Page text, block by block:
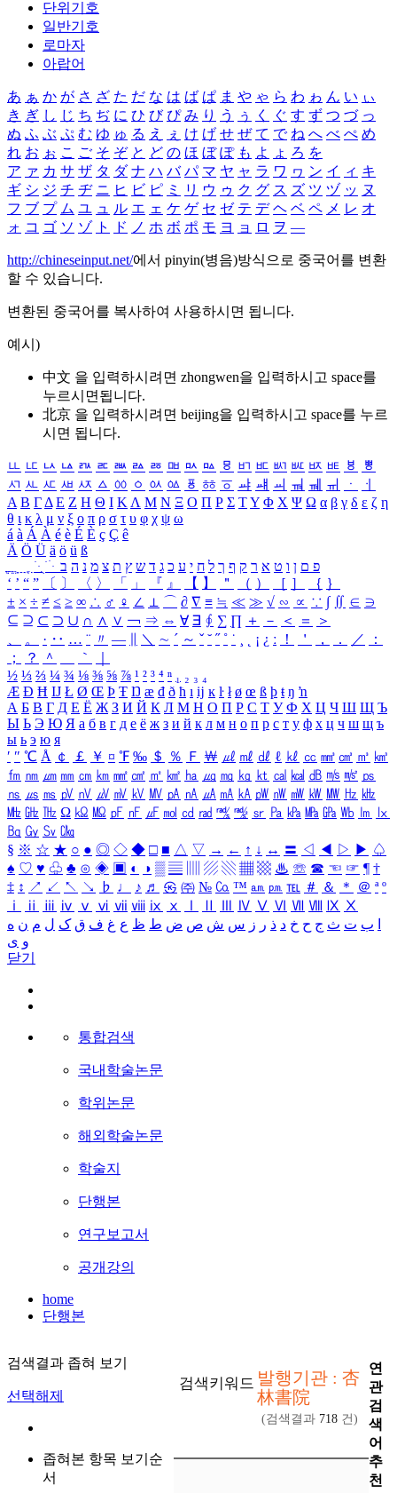
단위기호
일반기호
로마자
아랍어
あ ぁ か が さ ざ た だ な は ば ぱ ま や ゃ ら わ ゎ ん い ぃ
き ぎ し じ ち ぢ に ひ び ぴ み り う ぅ く ぐ す ず つ づ っ
ぬ ふ ぶ ぷ む ゆ ゅ る え ぇ け げ せ ぜ て で ね へ べ ぺ め
れ お ぉ こ ご そ ぞ と ど の ほ ぼ ぽ も よ ょ ろ を
ア ァ カ サ ザ タ ダ ナ ハ バ パ マ ヤ ャ ラ ワ ヮ ン イ ィ キ
ギ シ ジ チ ヂ ニ ヒ ビ ピ ミ リ ウ ゥ ク グ ス ズ ツ ヅ ッ ヌ
フ ブ プ ム ユ ュ ル エ ェ ケ ゲ セ ゼ テ デ ヘ ベ ペ メ レ オ
ォ コ ゴ ソ ゾ ト ド ノ ホ ボ ポ モ ヨ ョ ロ ヲ ―
http://chineseinput.net/에서 pinyin(병음)방식으로 중국어를 변환
할 수 있습니다.
변환된 중국어를 복사하여 사용하시면 됩니다.
예시)
中文 을 입력하시려면 zhongwen을 입력하시고 space를
누르시면됩니다.
北京 을 입력하시려면 beijing을 입력하시고 space를 누르
시면 됩니다.
ㅥ ㅦ ㅧ ㅨ ㅩ ㅪ ㅫ ㅬ ㅭ ㅮ ㅯ ㅰ ㅱ ㅲ ㅳ ㅴ ㅵ ㅶ ㅷ ㅸ
ㅹ
ㅺ ㅻ ㅼ ㅽ ㅾ ㅿ ㆀ ㆁ ㆂ ㆃ ㆄ ㆅ ㆆ ㆇ ㆈ ㆉ ㆊ ㆋ ㆌ ㆍ
ㆎ
Α Β ΓΔ Ε Ζ Η Θ Ι ΚΛ Μ Ν Ξ Ο Π Ρ Σ ΤΥ Φ Χ Ψ Ω α β γ δ ε ζ η
θ ι κ λ μ ν ξ ο π ρ σ τ υ φ χ ψ ω
á à Á À é è É È ç Ç ê
Ä Ö Ü ä ö ü ß
ִֶֹ ֻּ ׁׂ פ ם ן ו ט א ר ק ף ך ל ח י ע כ ג ד ש ץ ת צ מ נ ה ב
‘ ’ “ ” 〔 〕 〈 〉 「 」 『 』 【 】 ＂ （ ） ［ ］ ｛ ｝
± × ÷ ≠ ≤ ≥ ∞ ∴ ♂ ♀ ∠ ⊥ ⌒ ∂ ∇ ≡ ≒ ≪ ≫ √ ∽ ∝ ∵ ∫ ∬ ∈ ∋
⊆ ⊇ ⊂ ⊃ ∪ ∩ ∧ ∨ ￢ ⇒ ⇔ ∀ ∃ ∮ ∑ ∏ ＋ － ＜ ＝
＞
、
。 · ‥ … ¨ 〃 ― ＼ ∼ ´ ～ ˇ ˘ ˝ ˚ ˙ ¸ ¡ ¿ ː ！ ＇ ， ． ／
：
；
？ ＾ ｀
½ ⅓ ⅔ ¼ ¾ ⅛ ⅜ ⅝ ⅞ ¹ ² ³ ⁴ ⁿ ₁ ₂ ₃ ₄
Æ Ð Ħ Ĳ Ł Ø Œ Þ Ŧ Ŋ æ đ ð ħ ı ĳ ĸ ŀ ł ø œ ß þ ŧ ŋ ŉ
А Б В Г Д Е Ё Ж З И Й К Л М Н О П Р С Т У Ф Х Ц Ч Ш Щ Ъ
Ы Ь Э Ю Я а б в г д е ё ж з и й к л м н о п р с т у ф х ц ч ш щ ъ
ы ь э ю я
′ ″ ℃ Å ￠ ￡ ￥ ¤ ℉ ‰ ＄ ％ Ｆ ￦ ㎕ ㎖ ㎗ ℓ ㎘ ㏄ ㎣ ㎤ ㎥ ㎦
㎙ ㎚ ㎛ ㎜ ㎝ ㎞ ㎟ ㎠ ㎡ ㎢ ㏊ ㎍ ㎎ ㎏ ㏏ ㎈ ㎉ ㏈ ㎧ ㎨ ㎰
㎱ ㎲ ㎳ ㎴ ㎵ ㎶ ㎷ ㎸ ㎹ ㎀ ㎁ ㎂ ㎃ ㎄ ㎺ ㎻ ㎽ ㎾ ㎿ ㎐ ㎑
㎒ ㎓ ㎔ Ω ㏀ ㏁ ㎊ ㎋ ㎌ ㏖ ㏅ ㎭ ㎮ ㎯ ㏛ ㎩ ㎪ ㎫ ㎬ ㏝ ㏐
㏓
㏃ ㏉ ㏜ ㏆
§ ※ ☆ ★ ○ ● ◎ ◇ ◆ □ ■ △ ▽ → ← ↑ ↓ ↔ 〓 ◁ ◀ ▷ ▶ ♤
♠ ♡ ♥ ♧ ♣ ⊙ ◈ ▣ ◐ ◑ ▒ ▤ ▨ ▧ ▦ ▩ ♨ ☏ ☎ ☜ ☞ ¶ †
‡ ↕ ↗ ↙ ↖ ↘ ♭ ♩ ♪ ♬ ㉿ ㈜ № ㏇ ™ ㏂ ㏘ ℡ ＃ ＆ ＊ ＠ ª º
ⅰ
ⅱ ⅲ ⅳ ⅴ ⅵ ⅶ ⅷ ⅸ ⅹ Ⅳ Ⅴ Ⅵ Ⅶ Ⅷ Ⅸ Ⅹ
ب ت ث ج ح خ د ذ ر ز س ش ص ض ط ظ ع غ ف ق ک ل م ن ه
و ی
닫기
통합검색
국내학술논문
학위논문
해외학술논문
학술지
단행본
연구보고서
공개강의
home
단행본
검색결과 좁혀 보기
선택해제
좁혀본 항목 보기순
서
검색키워드 발행기관 : 杏
林書院
(검색결과 718 건)
연
관
검
색
어
추
천